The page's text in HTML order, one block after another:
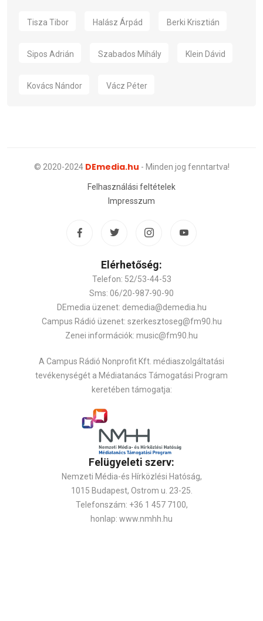
Tisza Tibor Halász Árpád Berki Krisztián
Sipos Adrián Szabados Mihály Klein Dávid
Kovács Nándor Vácz Péter
© 2020-2024 DEmedia.hu - Minden jog fenntartva!
Felhasználási feltételek
Impresszum
Elérhetőség:
Telefon: 52/53-44-53
Sms: 06/20-987-90-90
DEmedia üzenet: demedia@demedia.hu
Campus Rádió üzenet: szerkesztoseg@fm90.hu
Zenei információk: music@fm90.hu
A Campus Rádió Nonprofit Kft. médiaszolgáltatási
tevékenységét a Médiatanács Támogatási Program
keretében támogatja:
Felügyeleti szerv:
Nemzeti Média-és Hírközlési Hatóság,
1015 Budapest, Ostrom u. 23-25.
Telefonszám: +36 1 457 7100,
honlap: www.nmhh.hu